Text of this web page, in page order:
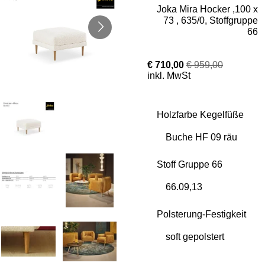
Joka Mira Hocker ,100 x
73 , 635/0, Stoffgruppe
66
€ 710,00 € 959,00
inkl. MwSt
Holzfarbe Kegelfüße
Stoff Gruppe 66
Polsterung-Festigkeit